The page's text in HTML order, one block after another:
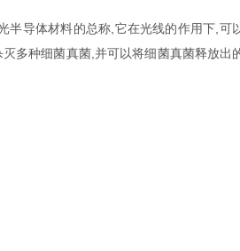
导体材料的总称,它在光线的作用下,可
多种细菌真菌,并可以将细菌真菌释放出